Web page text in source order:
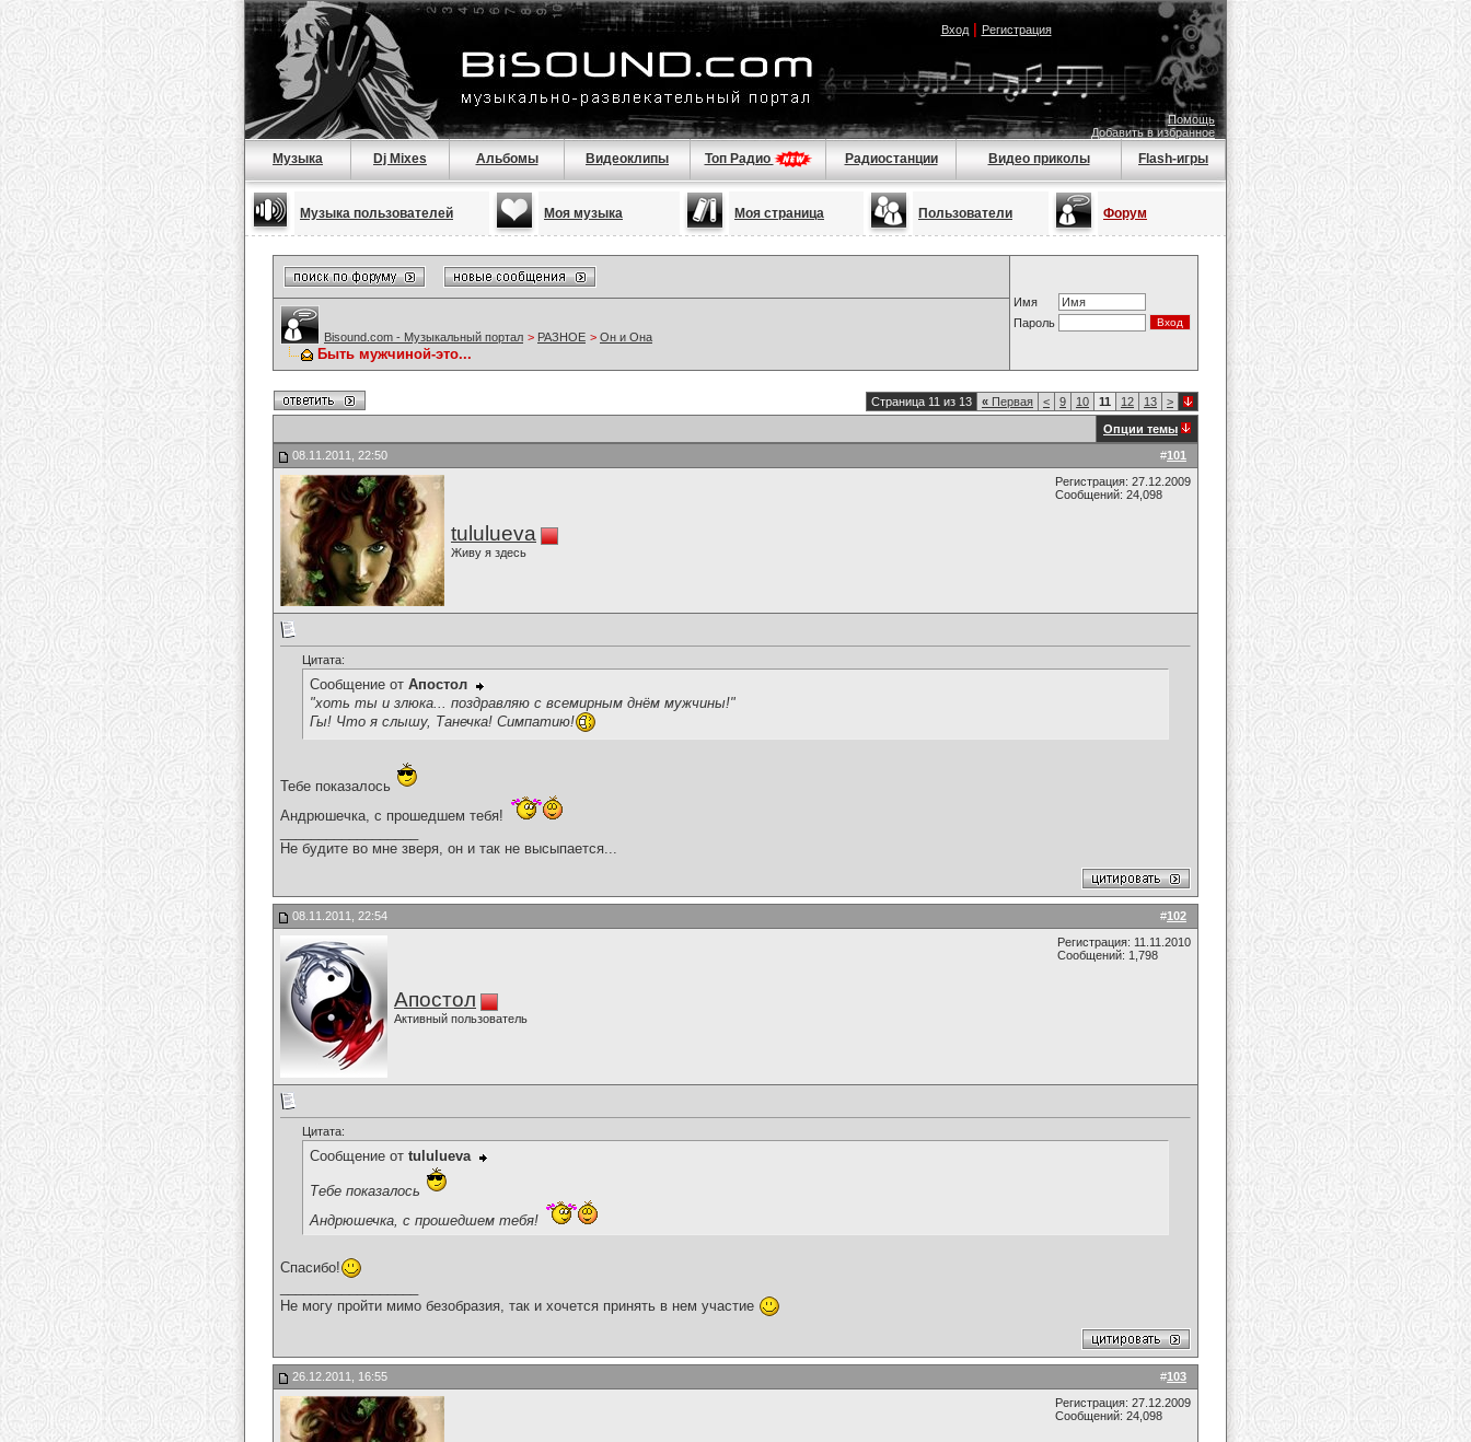
Вход| Регистрация
Помощь
Добавить в избранное
Музыка Dj Mixes Альбомы Видеоклипы Топ Радио Радиостанции Видео приколы Flash-игры
Музыка пользователей Моя музыка Моя страница Пользователи Форум
Имя
Пароль
Bisound.com - Музыкальный портал > РАЗНОЕ > Он и Она
Быть мужчиной-это...
Страница 11 из 13 « Первая < 9 10 11 12 13 >
Опции темы
#101
08.11.2011, 22:50
tululueva
Живу я здесь
Регистрация: 27.12.2009
Сообщений: 24,098
Цитата:
Сообщение от Апостол
"хоть ты и злюка... поздравляю с всемирным днём мужчины!"
Гы! Что я слышу, Танечка! Симпатию!
Тебе показалось
Андрюшечка, с прошедшем тебя!
Не будите во мне зверя, он и так не высыпается...
#102
08.11.2011, 22:54
Апостол
Активный пользователь
Регистрация: 11.11.2010
Сообщений: 1,798
Цитата:
Сообщение от tululueva
Тебе показалось
Андрюшечка, с прошедшем тебя!
Спасибо!
Не могу пройти мимо безобразия, так и хочется принять в нем участие
#103
26.12.2011, 16:55
Регистрация: 27.12.2009
Сообщений: 24,098